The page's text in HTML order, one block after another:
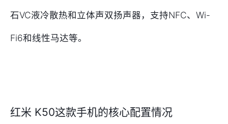
石VC液冷散热和立体声双扬声器，支持NFC、Wi-
Fi6和线性马达等。
红米 K50这款手机的核心配置情况